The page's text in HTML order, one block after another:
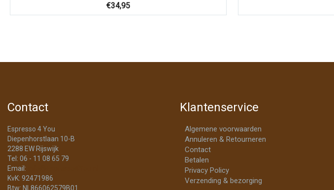
€34,95
Contact
Espresso 4 You
Diepenhorstlaan 10-B
2288 EW Rijswijk
Tel: 06 - 11 08 65 79
Email:
KvK: 92471986
Btw: NL866062579B01
Klantenservice
Algemene voorwaarden
Annuleren & Retourneren
Contact
Betalen
Privacy Policy
Verzending & bezorging